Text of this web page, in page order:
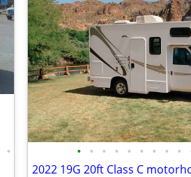
• • • • • • • • • •
2022 19G 20ft Class C